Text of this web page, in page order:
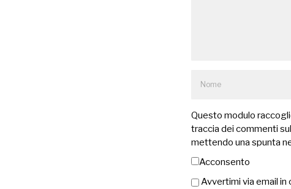
Questo modulo
traccia dei commenti
mettendo una spunta
Acconsento
Avvertimi via email